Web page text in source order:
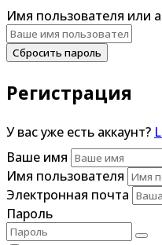
Имя пользователя или
Сбросить пароль
Регистрация
У вас уже есть аккаунт?
Ваше имя
Имя пользователя
Электронная почта
Пароль